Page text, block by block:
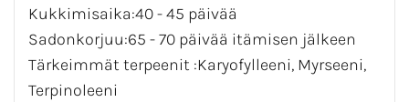
Kukkimisaika:40 - 45 päivää
Sadonkorjuu:65 - 70 päivää itämisen jälkeen
Tärkeimmät terpeenit :Karyofylleeni, Myrseeni,
Terpinoleeni